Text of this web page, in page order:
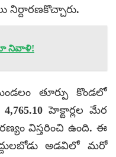
నిర్దారణకొచ్చారు.
నివాళి!
తూర్పు కొండలో
4,765.10 హెక్టార్లల మేర
విస్తరించి ఉంది. ఈ
అడవిలో మరో